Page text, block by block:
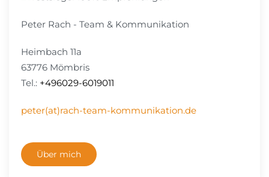
Peter Rach - Team & Kommunikation
Heimbach 11a
63776 Mömbris
Tel.: +496029-6019011
peter(at)rach-team-kommunikation.de
Über mich